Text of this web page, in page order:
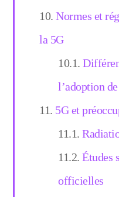
Normes et
la 5G
l’adoption
5G et
Études
officielles